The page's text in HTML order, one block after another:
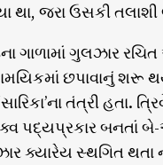
જરા ઉસકી તલાશી
ગાળામાં ગુલઝાર
સામયિકમાં છપાવાનું
તંત્રી હતા.
પદ્યપ્રકાર બનતાં બે-
ક્યારેય સ્થગિત થતા